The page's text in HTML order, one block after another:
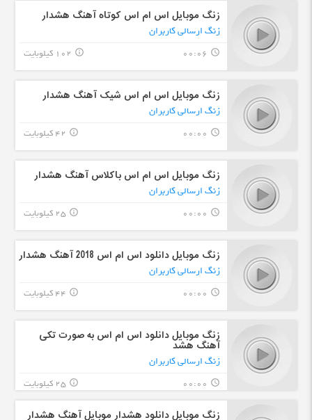
زنگ موبایل اس ام اس کوتاه آهنگ هشدار
زنگ ارسالی کاربران
query_builder
00:06 102 کیلوبایت info_outline
زنگ موبایل اس ام اس شیک آهنگ هشدار
زنگ ارسالی کاربران
query_builder
00:00 42 کیلوبایت info_outline
زنگ موبایل اس ام اس باکلاس آهنگ هشدار
زنگ ارسالی کاربران
query_builder
00:00 25 کیلوبایت info_outline
زنگ موبایل دانلود اس ام اس 2018 آهنگ هشدار
زنگ ارسالی کاربران
query_builder
00:00 44 کیلوبایت info_outline
زنگ موبایل دانلود اس ام اس به صورت تکی
آهنگ هشد
زنگ ارسالی کاربران
query_builder
00:00 25 کیلوبایت info_outline
زنگ موبایل دانلود هشدار موبایل آهنگ هشدار